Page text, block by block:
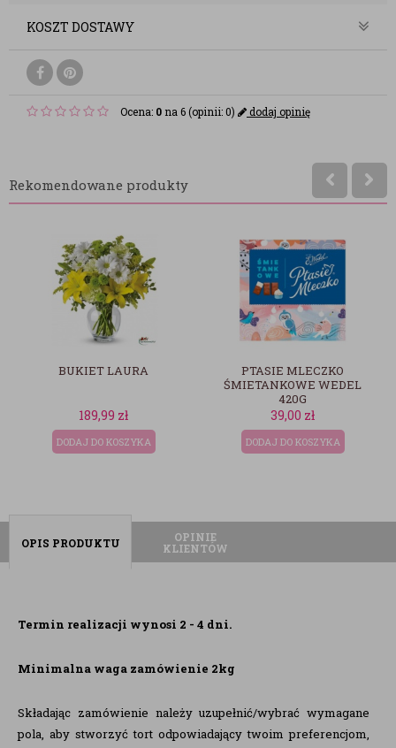
KOSZT DOSTAWY
Ocena: 0 na 6 (opinii: 0) dodaj opinię
Rekomendowane produkty
PTASIE MLECZKO
ŚMIETANKOWE WEDEL
DODAJ DO KOSZYKA
BUKIET MARTA - 10
(baz wazonu)
DODAJ DO
OPIS PRODUKTU
OPINIE
KLIENTÓW
Termin realizacji wynosi 2 - 4 dni.
Minimalna waga zamówienie 2kg
Składając zamówienie należy uzupełnić/wybrać wymagane
pola, aby stworzyć tort odpowiadający twoim preferencjom,